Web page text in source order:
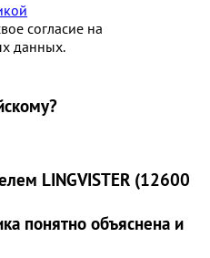
согласие на
данных.
LINGVISTER (12600
понятно объяснена и